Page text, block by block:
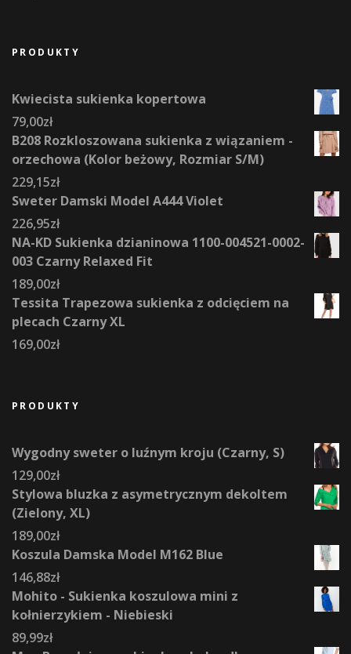
PRODUKTY
Kwiecista sukienka kopertowa
79,00zł
B208 Rozkloszowana sukienka z wiązaniem -
orzechowa (Kolor beżowy, Rozmiar S/M)
229,15zł
Sweter Damski Model A444 Violet
226,95zł
NA-KD Sukienka dzianinowa 1100-004521-0002-
003 Czarny Relaxed Fit
189,00zł
Tessita Trapezowa sukienka z odcięciem na
plecach Czarny XL
169,00zł
PRODUKTY
Wygodny sweter o luźnym kroju (Czarny, S)
129,00zł
Stylowa bluzka z asymetrycznym dekoltem
(Zielony, XL)
189,00zł
Koszula Damska Model M162 Blue
146,88zł
Mohito - Sukienka koszulowa mini z
kołnierzykiem - Niebieski
89,99zł